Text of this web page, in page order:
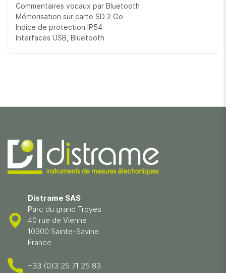
Commentaires vocaux par Bluetooth
Mémorisation sur carte SD 2 Go
Indice de protection IP54
Interfaces USB, Bluetooth
Distrame SAS
Parc du grand Troyes
40 rue de Vienne
10300 Sainte-Savine
France
+33 (0)3 25 71 25 83